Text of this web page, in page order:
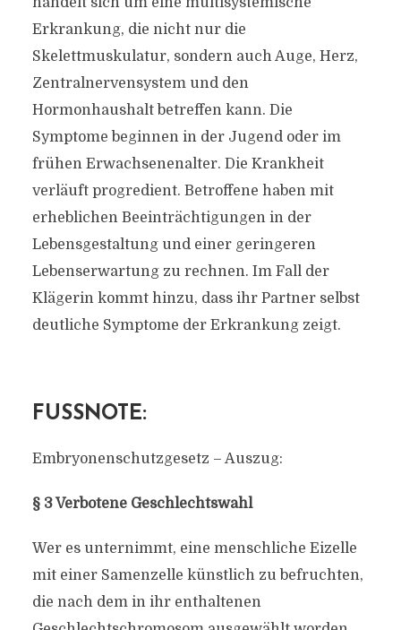
Erkrankung, die nicht nur die
Skelettmuskulatur, sondern auch Auge, Herz,
Zentralnervensystem und den
Hormonhaushalt betreffen kann. Die
Symptome beginnen in der Jugend oder im
frühen Erwachsenenalter. Die Krankheit
verläuft progredient. Betroffene haben mit
erheblichen Beeinträchtigungen in der
Lebensgestaltung und einer geringeren
Lebenserwartung zu rechnen. Im Fall der
Klägerin kommt hinzu, dass ihr Partner selbst
deutliche Symptome der Erkrankung zeigt.
FUSSNOTE:
Embryonenschutzgesetz – Auszug:
§ 3 Verbotene Geschlechtswahl
Wer es unternimmt, eine menschliche Eizelle
mit einer Samenzelle künstlich zu befruchten,
die nach dem in ihr enthaltenen